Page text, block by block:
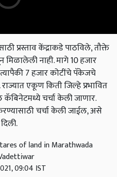
प्रस्ताव केंद्राकडे पाठविले, तौक्ते
नाही. मागे 10 हजार
7 हजार कोटींचे पॅकेजचे
एकूण किती जिल्हे प्रभावित
चर्चा केली जाणार.
चर्चा केली जाईल, असे
of land in Marathwada
09:04 IST